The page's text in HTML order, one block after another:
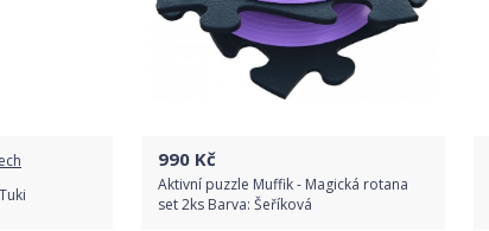
990 Kč
Aktivní puzzle Muffik - Magická rotana
set 2ks Barva: Šeříková